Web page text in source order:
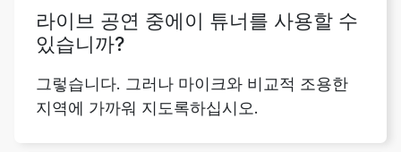
라이브 공연 중에이 튜너를 사용할 수
있습니까?
그렇습니다. 그러나 마이크와 비교적 조용한
지역에 가까워 지도록하십시오.